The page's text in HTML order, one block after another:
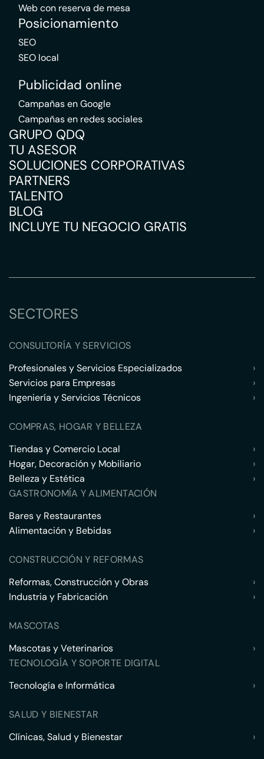
Web con reserva de mesa
Posicionamiento
SEO
SEO local
Publicidad online
Campañas en Google
Campañas en redes sociales
GRUPO QDQ
TU ASESOR
SOLUCIONES CORPORATIVAS
PARTNERS
TALENTO
BLOG
INCLUYE TU NEGOCIO GRATIS
SECTORES
CONSULTORÍA Y SERVICIOS
Profesionales y Servicios Especializados
›
Servicios para Empresas
›
Ingeniería y Servicios Técnicos
›
COMPRAS, HOGAR Y BELLEZA
Tiendas y Comercio Local
›
Hogar, Decoración y Mobiliario
›
Belleza y Estética
›
GASTRONOMÍA Y ALIMENTACIÓN
Bares y Restaurantes
›
Alimentación y Bebidas
›
CONSTRUCCIÓN Y REFORMAS
Reformas, Construcción y Obras
›
Industria y Fabricación
›
MASCOTAS
Mascotas y Veterinarios
›
TECNOLOGÍA Y SOPORTE DIGITAL
Tecnología e Informática
›
SALUD Y BIENESTAR
Clínicas, Salud y Bienestar
›